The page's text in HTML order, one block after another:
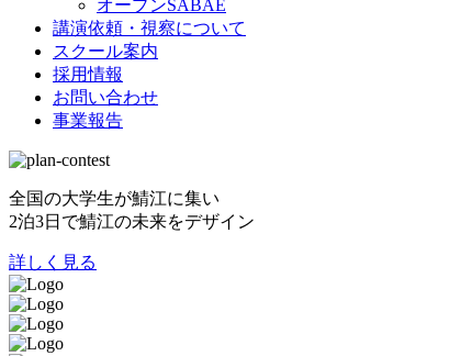
オープンSABAE
講演依頼・視察について
スクール案内
採用情報
お問い合わせ
事業報告
全国の大学生が鯖江に集い
2泊3日で鯖江の未来をデザイン
詳しく見る